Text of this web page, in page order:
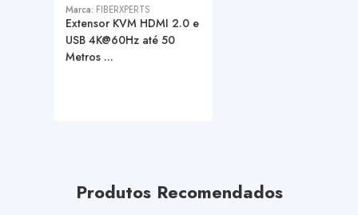
Marca: FIBERXPERTS
Extensor KVM HDMI 2.0 e
USB 4K@60Hz até 50
Metros ...
Produtos Recomendados